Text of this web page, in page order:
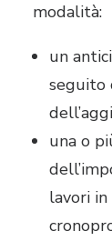
modalità:
un
seguito
una o
lavori